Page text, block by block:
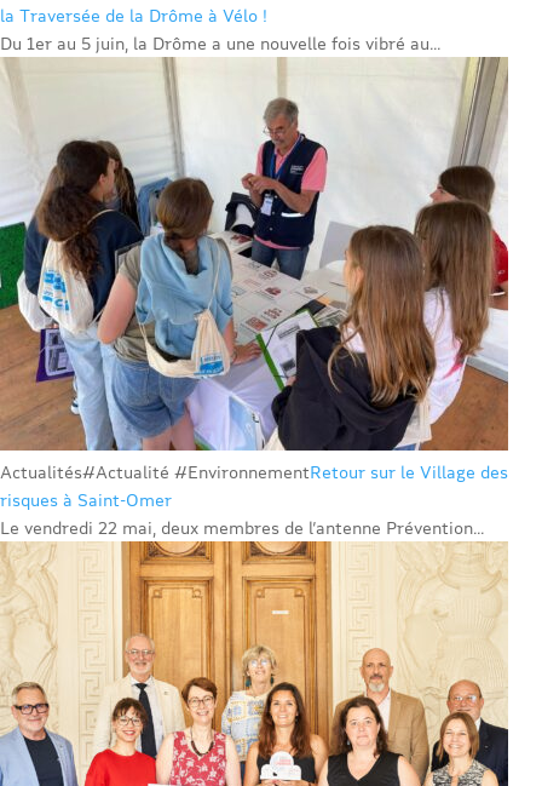
la Traversée de la Drôme à Vélo !
Du 1er au 5 juin, la Drôme a une nouvelle fois vibré au...
Actualités#Actualité #EnvironnementRetour sur le Village des
risques à Saint-Omer
Le vendredi 22 mai, deux membres de l’antenne Prévention...